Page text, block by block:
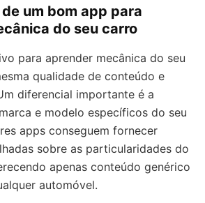
um bom app para
do seu carro
para aprender mecânica do seu
qualidade de conteúdo e
diferencial importante é a
e modelo específicos do seu
apps conseguem fornecer
sobre as particularidades do
apenas conteúdo genérico
automóvel.